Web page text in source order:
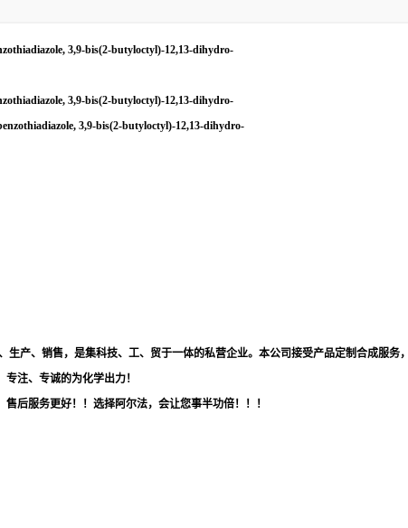
3,9-bis(2-butyloctyl)-12,13-dihydro-
3,9-bis(2-butyloctyl)-12,13-dihydro-
3,9-bis(2-butyloctyl)-12,13-dihydro-
生产、销售，是集科技、工、贸于一体的私营企业。本公司接受产品定制合成服
注、专诚的为化学出力！
后服务更好！！选择阿尔法，会让您事半功倍！！！